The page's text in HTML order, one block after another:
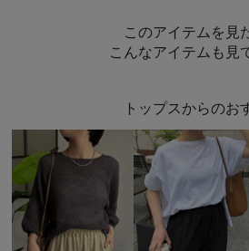
このアイテムを見
こんなアイテムも見
トップスからのお